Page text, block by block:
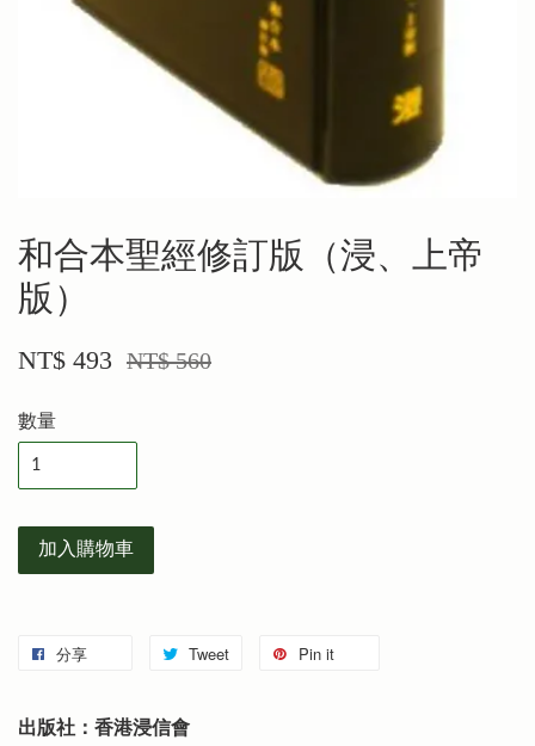
和合本聖經修訂版（浸、上帝
版）
NT$ 493 NT$ 560
數量
加入購物車
分享 Tweet Pin it
出版社：香港浸信會